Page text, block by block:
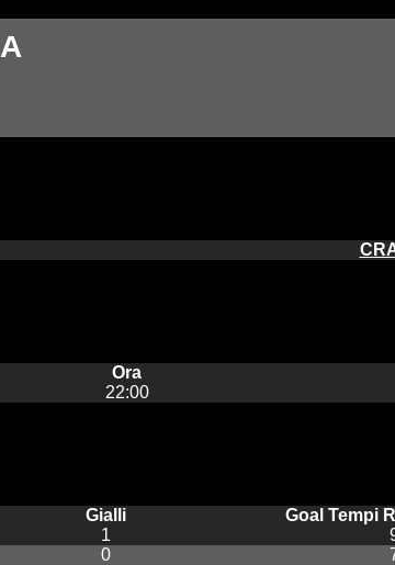
Ora
22:00
Gialli Goal Tempi
1
0